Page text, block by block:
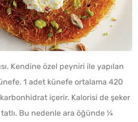
Kendine özel peyniri ile yapılan
1 adet künefe ortalama 420
içerir. Kalorisi de şeker
Bu nedenle ara öğünde ¼